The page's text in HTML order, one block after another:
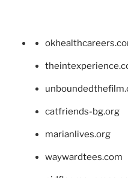
catfriends-bg.org
marianlives.org
waywardtees.com